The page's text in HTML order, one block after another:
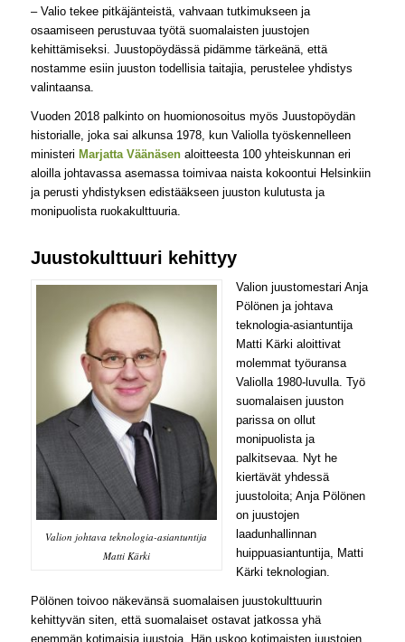
– Valio tekee pitkäjänteistä, vahvaan tutkimukseen ja
osaamiseen perustuvaa työtä suomalaisten juustojen
kehittämiseksi. Juustopöydässä pidämme tärkeänä, että
nostamme esiin juuston todellisia taitajia, perustelee yhdistys
valintaansa.
Vuoden 2018 palkinto on huomionosoitus myös Juustopöydän
historialle, joka sai alkunsa 1978, kun Valiolla työskennelleen
ministeri Marjatta Väänäsen aloitteesta 100 yhteiskunnan eri
aloilla johtavassa asemassa toimivaa naista kokoontui Helsinkiin
ja perusti yhdistyksen edistääkseen juuston kulutusta ja
monipuolista ruokakulttuuria.
Juustokulttuuri kehittyy
Valion johtava teknologia-asiantuntija
Matti Kärki
Valion juustomestari Anja
Pölönen ja johtava
teknologia-asiantuntija
Matti Kärki aloittivat
molemmat työuransa
Valiolla 1980-luvulla. Työ
suomalaisen juuston
parissa on ollut
monipuolista ja
palkitsevaa. Nyt he
kiertävät yhdessä
juustoloita; Anja Pölönen
on juustojen
laadunhallinnan
huippuasiantuntija, Matti
Kärki teknologian.
Pölönen toivoo näkevänsä suomalaisen juustokulttuurin
kehittyvän siten, että suomalaiset ostavat jatkossa yhä
enemmän kotimaisia juustoja. Hän uskoo kotimaisten juustojen